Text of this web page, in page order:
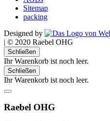
Sitemap
packing
Designed by
| © 2020 Raebel OHG
Schließen
Ihr Warenkorb ist noch leer.
Schließen
Ihr Warenkorb ist noch leer.
Raebel OHG